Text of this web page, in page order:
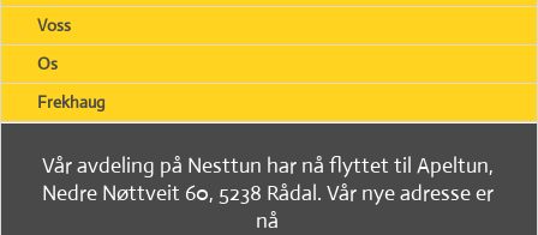
Voss
Os
Frekhaug
Vår avdeling på Nesttun har nå flyttet til Apeltun,
Nedre Nøttveit 60, 5238 Rådal. Vår nye adresse er
nå